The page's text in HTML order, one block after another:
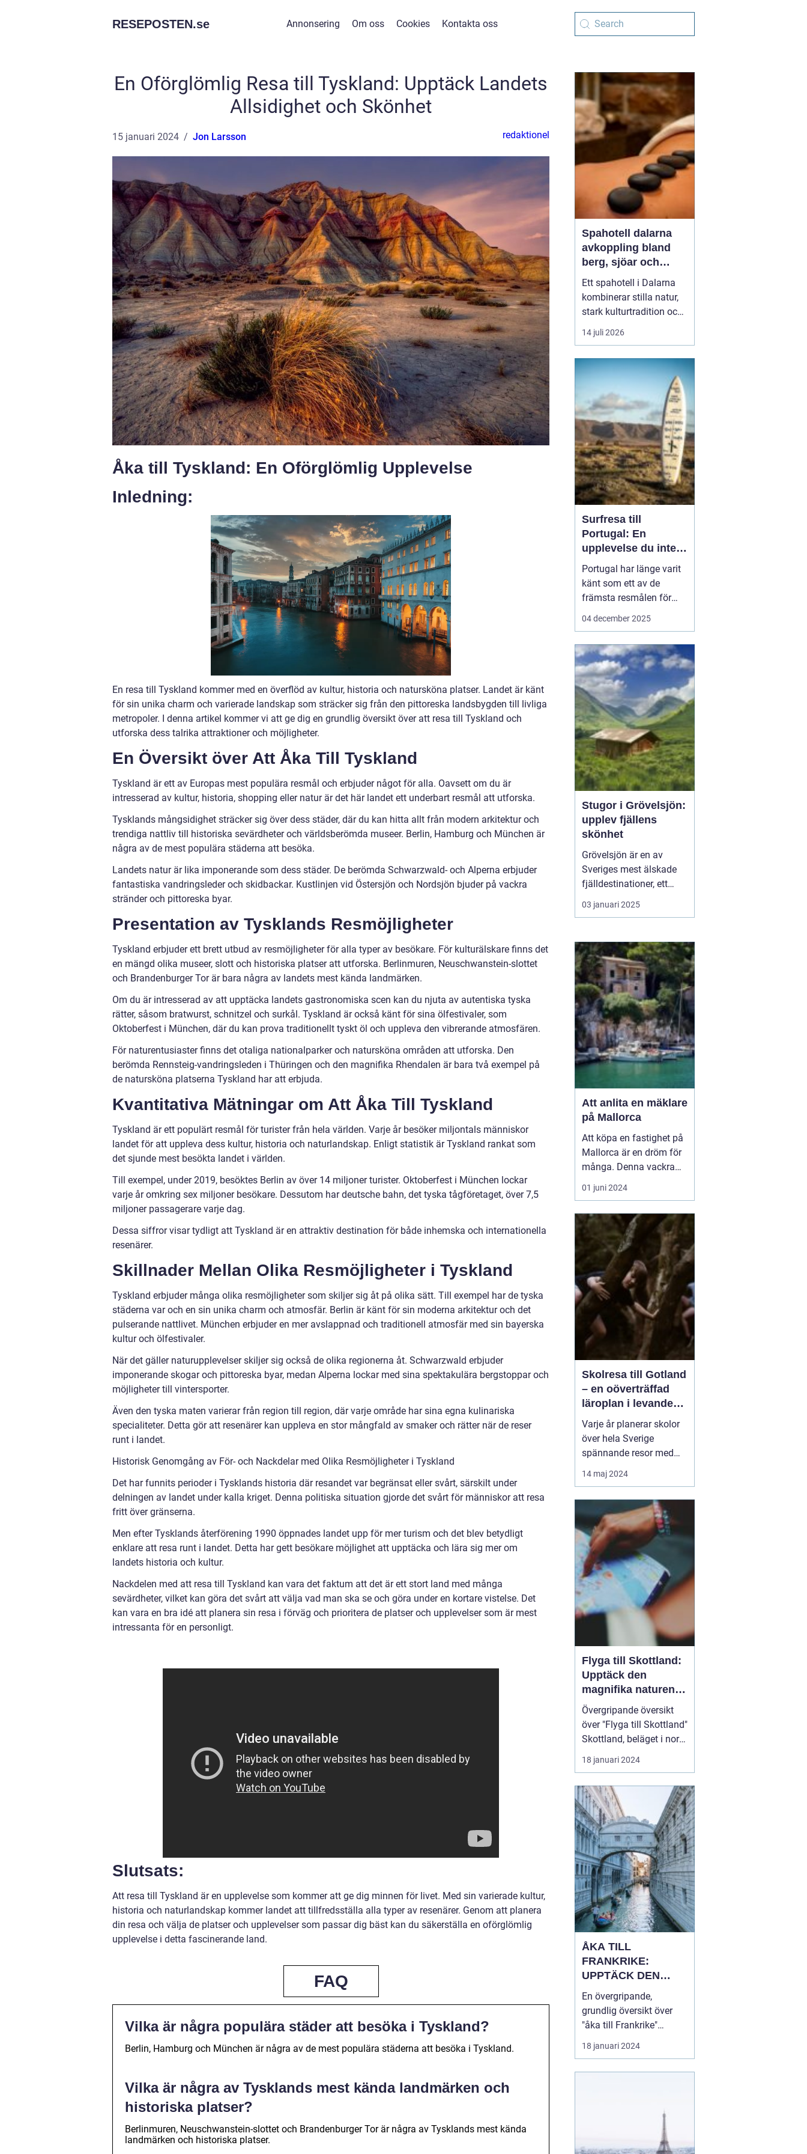
RESEPOSTEN.se Annonsering Om oss Cookies Kontakta oss
En Oförglömlig Resa till Tyskland: Upptäck Landets
Allsidighet och Skönhet
15 januari 2024 Jon Larsson redaktionel
Åka till Tyskland: En Oförglömlig Upplevelse
Inledning:
En resa till Tyskland kommer med en överflöd av kultur, historia och natursköna platser. Landet är känt
för sin unika charm och varierade landskap som sträcker sig från den pittoreska landsbygden till livliga
metropoler. I denna artikel kommer vi att ge dig en grundlig översikt över att resa till Tyskland och
utforska dess talrika attraktioner och möjligheter.
En Översikt över Att Åka Till Tyskland
Tyskland är ett av Europas mest populära resmål och erbjuder något för alla. Oavsett om du är
intresserad av kultur, historia, shopping eller natur är det här landet ett underbart resmål att utforska.
Tysklands mångsidighet sträcker sig över dess städer, där du kan hitta allt från modern arkitektur och
trendiga nattliv till historiska sevärdheter och världsberömda museer. Berlin, Hamburg och München är
några av de mest populära städerna att besöka.
Landets natur är lika imponerande som dess städer. De berömda Schwarzwald- och Alperna erbjuder
fantastiska vandringsleder och skidbackar. Kustlinjen vid Östersjön och Nordsjön bjuder på vackra
stränder och pittoreska byar.
Presentation av Tysklands Resmöjligheter
Tyskland erbjuder ett brett utbud av resmöjligheter för alla typer av besökare. För kulturälskare finns det
en mängd olika museer, slott och historiska platser att utforska. Berlinmuren, Neuschwanstein-slottet
och Brandenburger Tor är bara några av landets mest kända landmärken.
Om du är intresserad av att upptäcka landets gastronomiska scen kan du njuta av autentiska tyska
rätter, såsom bratwurst, schnitzel och surkål. Tyskland är också känt för sina ölfestivaler, som
Oktoberfest i München, där du kan prova traditionellt tyskt öl och uppleva den vibrerande atmosfären.
För naturentusiaster finns det otaliga nationalparker och natursköna områden att utforska. Den
berömda Rennsteig-vandringsleden i Thüringen och den magnifika Rhendalen är bara två exempel på
de natursköna platserna Tyskland har att erbjuda.
Kvantitativa Mätningar om Att Åka Till Tyskland
Tyskland är ett populärt resmål för turister från hela världen. Varje år besöker miljontals människor
landet för att uppleva dess kultur, historia och naturlandskap. Enligt statistik är Tyskland rankat som
det sjunde mest besökta landet i världen.
Till exempel, under 2019, besöktes Berlin av över 14 miljoner turister. Oktoberfest i München lockar
varje år omkring sex miljoner besökare. Dessutom har deutsche bahn, det tyska tågföretaget, över 7,5
miljoner passagerare varje dag.
Dessa siffror visar tydligt att Tyskland är en attraktiv destination för både inhemska och internationella
resenärer.
Skillnader Mellan Olika Resmöjligheter i Tyskland
Tyskland erbjuder många olika resmöjligheter som skiljer sig åt på olika sätt. Till exempel har de tyska
städerna var och en sin unika charm och atmosfär. Berlin är känt för sin moderna arkitektur och det
pulserande nattlivet. München erbjuder en mer avslappnad och traditionell atmosfär med sin bayerska
kultur och ölfestivaler.
När det gäller naturupplevelser skiljer sig också de olika regionerna åt. Schwarzwald erbjuder
imponerande skogar och pittoreska byar, medan Alperna lockar med sina spektakulära bergstoppar och
möjligheter till vintersporter.
Även den tyska maten varierar från region till region, där varje område har sina egna kulinariska
specialiteter. Detta gör att resenärer kan uppleva en stor mångfald av smaker och rätter när de reser
runt i landet.
Historisk Genomgång av För- och Nackdelar med Olika Resmöjligheter i Tyskland
Det har funnits perioder i Tysklands historia där resandet var begränsat eller svårt, särskilt under
delningen av landet under kalla kriget. Denna politiska situation gjorde det svårt för människor att resa
fritt över gränserna.
Men efter Tysklands återförening 1990 öppnades landet upp för mer turism och det blev betydligt
enklare att resa runt i landet. Detta har gett besökare möjlighet att upptäcka och lära sig mer om
landets historia och kultur.
Nackdelen med att resa till Tyskland kan vara det faktum att det är ett stort land med många
sevärdheter, vilket kan göra det svårt att välja vad man ska se och göra under en kortare vistelse. Det
kan vara en bra idé att planera sin resa i förväg och prioritera de platser och upplevelser som är mest
intressanta för en personligt.
Slutsats:
Att resa till Tyskland är en upplevelse som kommer att ge dig minnen för livet. Med sin varierade kultur,
historia och naturlandskap kommer landet att tillfredsställa alla typer av resenärer. Genom att planera
din resa och välja de platser och upplevelser som passar dig bäst kan du säkerställa en oförglömlig
upplevelse i detta fascinerande land.
FAQ
Vilka är några populära städer att besöka i Tyskland?
Berlin, Hamburg och München är några av de mest populära städerna att besöka i Tyskland.
Vilka är några av Tysklands mest kända landmärken och
historiska platser?
Berlinmuren, Neuschwanstein-slottet och Brandenburger Tor är några av Tysklands mest kända
landmärken och historiska platser.
Spahotell dalarna
avkoppling bland
berg, sjöar och
historia
Ett spahotell i Dalarna
kombinerar stilla natur,
stark kulturtradition och
omtänksam service.
Många som reser hit
varmt bad. De vill andas
ut, sova gott, äta
vällagad mat och
samtidigt känna en
tydlig känsla av plats
doften av ...
14 juli 2026
Surfresa till
Portugal: En
upplevelse du inte
vill missa
Portugal har länge varit
känt som ett av de
främsta resmålen för
surfentusiaster. Landets
klimat och en
avslappnad atmosfär,
vilket gör det till en
idealisk ...
04 december 2025
Stugor i Grövelsjön:
upplev fjällens
skönhet
Grövelsjön är en av
Sveriges mest älskade
fjälldestinationer, ett
område som lockar
besökare året runt tack
skönhet och sitt breda
utbud av
friluftsaktiviteter. Med
sin rogivande och s...
03 januari 2025
Att anlita en mäklare
på Mallorca
Att köpa en fastighet på
Mallorca är en dröm för
många. Denna vackra
medelhavsö erbjuder ett
fantastiskt klimat,
och en rik kultur. För att
navigera den lokala
fastighetsmarknaden p...
01 juni 2024
Skolresa till Gotland
– en oöverträffad
läroplan i levande
historia
Varje år planerar skolor
över hela Sverige
spännande resor med
pedagogiska inslag, där
målet är att berika
utanför klassrummets
fyra väggar. Gotland står
ut som en av de mest
attr...
14 maj 2024
Flyga till Skottland:
Upptäck den
magnifika naturen
och rika historien
Övergripande översikt
över "Flyga till Skottland"
Skottland, beläget i norra
delen av Storbritannien,
har länge fascinerat
spektakulära natur,
historiska sevärdheter
och unika kultur. Att
flyga till Skottland är ett
populärt val fö...
18 januari 2024
ÅKA TILL
FRANKRIKE:
UPPTÄCK DEN
MÅNGFALDIGA
SKÖNHETEN
En övergripande,
grundlig översikt över
"åka till Frankrike"
Franska republiken, känt
som Frankrike, lockar
turistdestinationerna i
världen har Frankrike en
18 januari 2024